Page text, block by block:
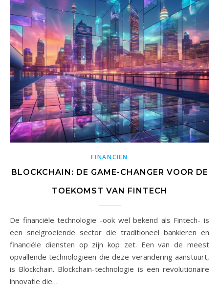
FINANCIËN
BLOCKCHAIN: DE GAME-CHANGER VOOR DE
TOEKOMST VAN FINTECH
De financiële technologie -ook wel bekend als Fintech- is
een snelgroeiende sector die traditioneel bankieren en
financiële diensten op zijn kop zet. Een van de meest
opvallende technologieën die deze verandering aanstuurt,
is Blockchain. Blockchain-technologie is een revolutionaire
innovatie die…